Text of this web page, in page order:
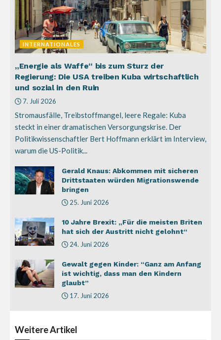
INTERNATIONALES
„Energie als Waffe“ bis zum Sturz der
Regierung: Die USA treiben Kuba wirtschaftlich
und sozial in den Ruin
7. Juli 2026
Stromausfälle, Treibstoffmangel, leere Regale: Kuba
steckt in einer dramatischen Versorgungskrise. Der
Politikwissenschaftler Bert Hoffmann erklärt im Interview,
warum die US-Politik...
Gerald Knaus: Abkommen mit sicheren
Drittstaaten würden Migrationswende
bringen
25. Juni 2026
10 Jahre Brexit: „Für die meisten Briten
hat sich der Austritt nicht gelohnt“
24. Juni 2026
Gewalt gegen Kinder: “Ganz am Anfang
ist wichtig, dass man den Kindern
glaubt”
17. Juni 2026
WeitereArtikel